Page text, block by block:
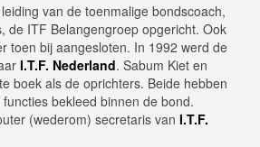
van de toenmalige bondscoach,
de ITF Belangengroep opgericht. Ook
toen bij aangesloten. In 1992 werd de
I.T.F. Nederland. Sabum Kiet en
boek als de oprichters. Beide hebben
bekleed binnen de bond.
(wederom) secretaris van I.T.F.